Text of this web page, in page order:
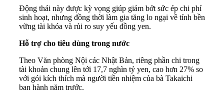
Động thái này được kỳ vọng giúp giảm bớt sức ép chi phí
sinh hoạt, nhưng đồng thời làm gia tăng lo ngại về tính bền
vững tài khóa và rủi ro suy yếu đồng yen.
Hỗ trợ cho tiêu dùng trong nước
Theo Văn phòng Nội các Nhật Bản, riêng phần chi trong
tài khoản chung lên tới 17,7 nghìn tỷ yen, cao hơn 27% so
với gói kích thích mà người tiền nhiệm của bà Takaichi
ban hành năm trước.